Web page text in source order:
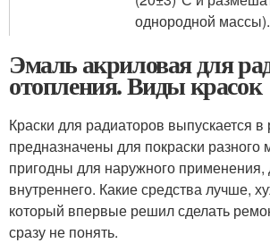
однородной массы).
Эмаль акриловая для
отопления. Виды красок
Краски для радиаторов выпускается
предназначены для покраски разного
пригодны для наружного применения,
внутреннего. Какие средства лучше,
который впервые решил сделать
сразу не понять.